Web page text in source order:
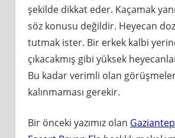
şekilde dikkat eder. Kaçamak
söz konusu değildir. Heyecan
tutmak ister. Bir erkek kalbi
çıkacakmış gibi yüksek
Bu kadar verimli olan
kalınmaması gerekir.
Bir önceki yazımız olan